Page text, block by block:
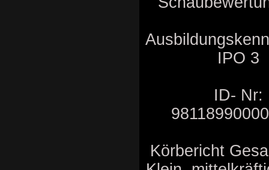
IPO 3
ID- Nr:
Körbericht